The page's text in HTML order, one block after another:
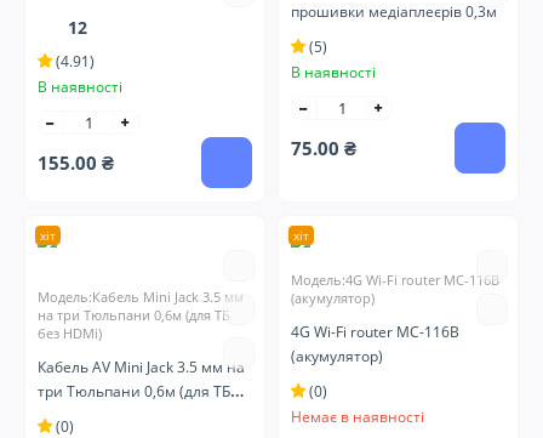
12
(4.91)
В наявності
155.00 ₴
прошивки медіаплеєрів 0,3м
(5)
В наявності
75.00 ₴
хіт
Модель:Кабель Mini Jack 3.5 мм
на три Тюльпани 0,6м (для ТБ
без HDMi)
Кабель AV Mini Jack 3.5 мм на
три Тюльпани 0,6м (для ТБ
без HDMi)
(0)
хіт
Модель:4G Wi-Fi router MC-116B
(акумулятор)
4G Wi-Fi router MC-116B
(акумулятор)
(0)
Немає в наявності